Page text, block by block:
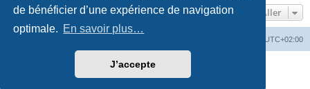
de bénéficier d’une expérience de navigation
optimale. En savoir plus…
J’accepte
Aller
UTC+02:00
phpBB® Forum Software © phpBB Limited
©